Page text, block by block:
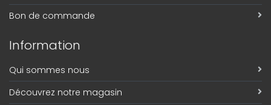
Bon de commande
Information
Qui sommes nous
Découvrez notre magasin